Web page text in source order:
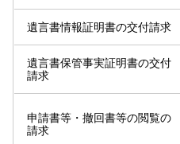
遺言書情報証明書の交付請求
遺言書保管事実証明書の交付
請求
申請書等・撤回書等の閲覧の
請求